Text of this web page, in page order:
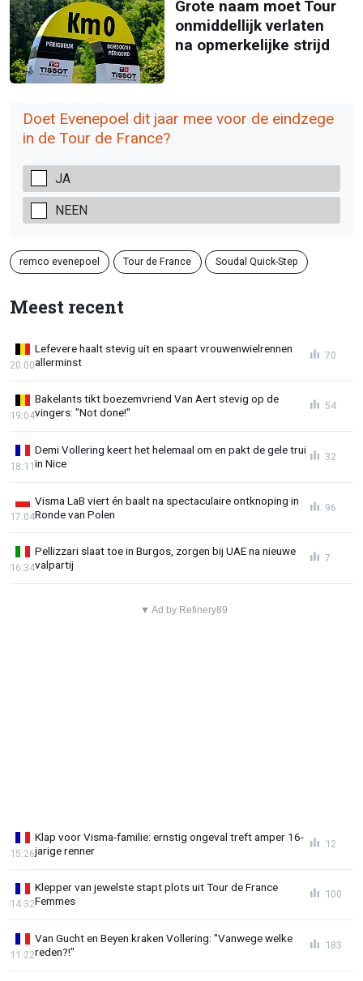
Grote naam moet Tour
onmiddellijk verlaten
na opmerkelijke strijd
Doet Evenepoel dit jaar mee voor de eindzege
in de Tour de France?
JA
NEEN
remco evenepoel Tour de France Soudal Quick-Step
Meest recent
Lefevere haalt stevig uit en spaart vrouwenwielrennen
allerminst
20:00
70
Bakelants tikt boezemvriend Van Aert stevig op de
vingers: "Not done!"
19:04
54
Demi Vollering keert het helemaal om en pakt de gele trui
in Nice
18:11
32
Visma LaB viert én baalt na spectaculaire ontknoping in
Ronde van Polen
17:04
96
Pellizzari slaat toe in Burgos, zorgen bij UAE na nieuwe
valpartij
16:34
7
▼ Ad by Refinery89
Klap voor Visma-familie: ernstig ongeval treft amper 16-
jarige renner
15:26
12
Klepper van jewelste stapt plots uit Tour de France
Femmes
14:32
100
Van Gucht en Beyen kraken Vollering: "Vanwege welke
reden?!"
11:22
183